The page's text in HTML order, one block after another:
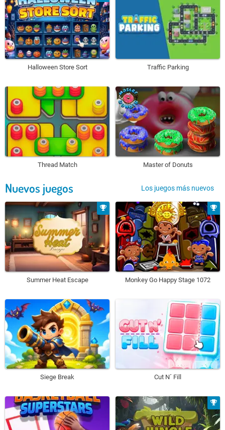
Halloween Store Sort Traffic Parking
Thread Match Master of Donuts
Nuevos juegos Los juegos más nuevos
Summer Heat Escape Monkey Go Happy Stage 1072
Siege Break Cut N´ Fill